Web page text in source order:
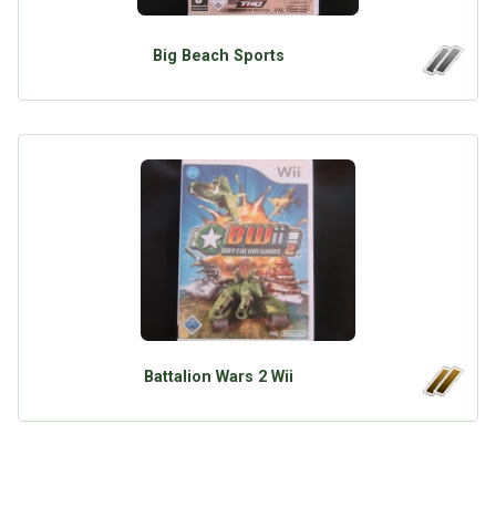
Big Beach Sports
Battalion Wars 2 Wii